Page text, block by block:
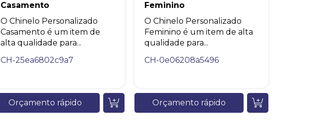
Casamento
O Chinelo Personalizado
Casamento é um item de
alta qualidade para...
CH-25ea6802c9a7
Orçamento rápido
Feminino
O Chinelo Personalizado
Feminino é um item de alta
qualidade para...
CH-0e06208a5496
Orçamento rápido